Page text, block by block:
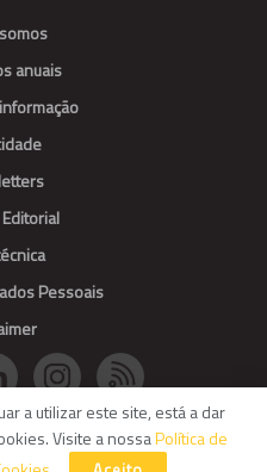
anuais
Pessoais
Rights reserved.
a utilizar este site, está a dar
Visite a nossaPolítica de